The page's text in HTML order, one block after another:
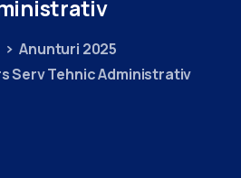
Anunturi 2025
Serv Tehnic Administrativ